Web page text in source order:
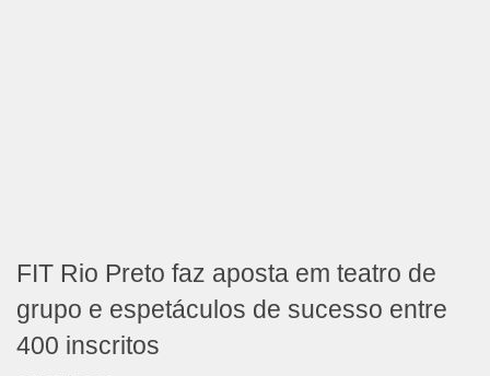
FIT Rio Preto faz aposta em teatro de
grupo e espetáculos de sucesso entre
400 inscritos